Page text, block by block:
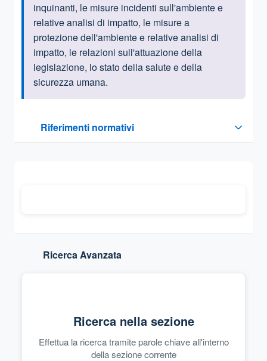
inquinanti, le misure incidenti sull'ambiente e
relative analisi di impatto, le misure a
protezione dell'ambiente e relative analisi di
impatto, le relazioni sull'attuazione della
legislazione, lo stato della salute e della
sicurezza umana.
Riferimenti normativi
Sezione compressa
Ricerca Avanzata
Ricerca nella sezione
Effettua la ricerca tramite parole chiave all'interno
della sezione corrente